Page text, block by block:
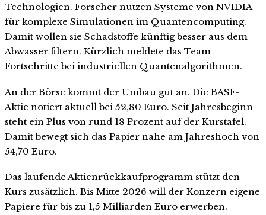
Technologien. Forscher nutzen Systeme von NVIDIA
für komplexe Simulationen im Quantencomputing.
Damit wollen sie Schadstoffe künftig besser aus dem
Abwasser filtern. Kürzlich meldete das Team
Fortschritte bei industriellen Quantenalgorithmen.
An der Börse kommt der Umbau gut an. Die BASF-
Aktie notiert aktuell bei 52,80 Euro. Seit Jahresbeginn
steht ein Plus von rund 18 Prozent auf der Kurstafel.
Damit bewegt sich das Papier nahe am Jahreshoch von
54,70 Euro.
Das laufende Aktienrückkaufprogramm stützt den
Kurs zusätzlich. Bis Mitte 2026 will der Konzern eigene
Papiere für bis zu 1,5 Milliarden Euro erwerben.